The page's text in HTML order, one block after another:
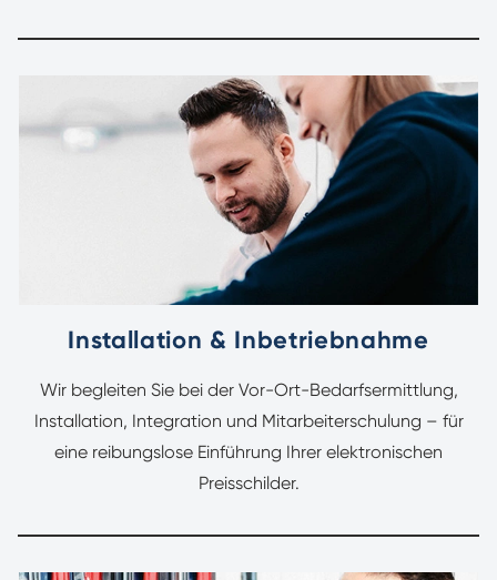
Installation & Inbetriebnahme
Wir begleiten Sie bei der Vor-Ort-Bedarfsermittlung,
Installation, Integration und Mitarbeiterschulung – für
eine reibungslose Einführung Ihrer elektronischen
Preisschilder.